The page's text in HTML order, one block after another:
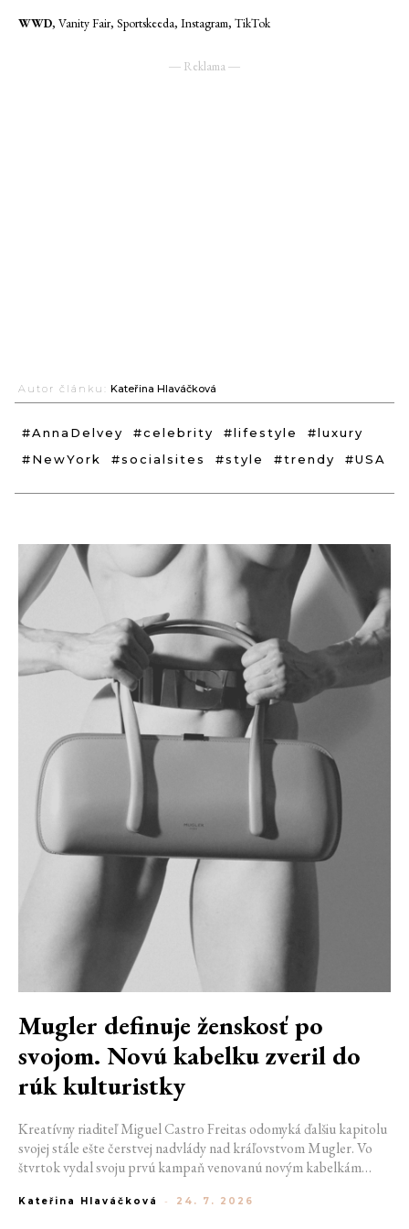
WWD, Vanity Fair, Sportskeeda, Instagram, TikTok
― Reklama ―
Autor článku: Kateřina Hlaváčková
#AnnaDelvey #celebrity #lifestyle
#luxury
#NewYork
#socialsites #style #trendy #USA
Mugler definuje ženskosť po
svojom. Novú kabelku zveril do
rúk kulturistky
Kreatívny riaditeľ Miguel Castro Freitas odomyká ďalšiu kapitolu
svojej stále ešte čerstvej nadvlády nad kráľovstvom Mugler. Vo
štvrtok vydal svoju prvú kampaň venovanú novým kabelkám
návrhár do módneho domu prišiel. Umne kombinuje výrazy
Kateřina Hlaváčková - 24. 7. 2026